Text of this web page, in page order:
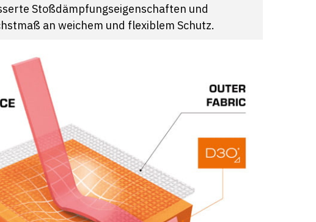
Stoßdämpfungseigenschaften und
an weichem und flexiblem Schutz.